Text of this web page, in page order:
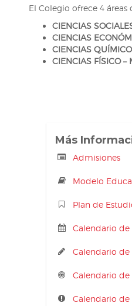
El Colegio ofrece 4 áreas
CIENCIAS
CIENCIAS
CIENCIAS
CIENCIAS FÍSICO –
Más
Admisiones
Modelo
Plan de
Calendario
Calendario de
Calendario de
Calendario de